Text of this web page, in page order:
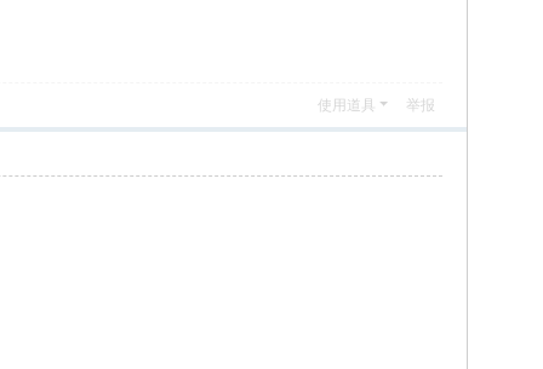
使用道具 举报